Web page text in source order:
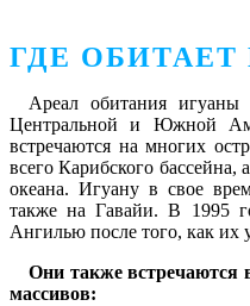
ГДЕ ОБИТАЕТ
Ареал обитания игуаны
Центральной и Южной
встречаются на многих
всего Карибского
океана. Игуану в свое
также на Гавайи. В 1995
Ангилью после того, как их
Они также встречаются
массивов: